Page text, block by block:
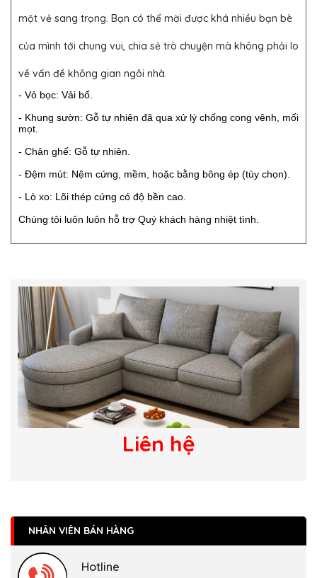
một vẻ sang trọng. Bạn có thể mời được khá nhiều bạn bè
của mình tới chung vui, chia sẻ trò chuyện mà không phải lo
về vấn đề không gian ngôi nhà.
- Vỏ bọc: Vải bố.
- Khung sườn: Gỗ tự nhiên đã qua xử lý chống cong vênh, mối
mọt.
- Chân ghế: Gỗ tự nhiên.
- Đệm mút: Nệm cứng, mềm, hoặc bằng bông ép (tùy chọn).
- Lò xo: Lõi thép cứng có độ bền cao.
Chúng tôi luôn luôn hỗ trợ Quý khách hàng nhiệt tình.
Liên hệ
NHÂN VIÊN BÁN HÀNG
Hotline